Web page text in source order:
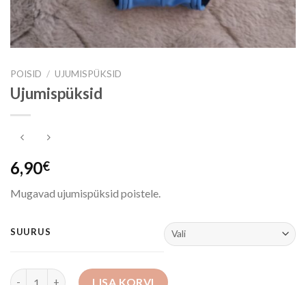
POISID / UJUMISPÜKSID
Ujumispüksid
6,90€
Mugavad ujumispüksid poistele.
SUURUS
Ujumispüksid kogusLISA KORVI